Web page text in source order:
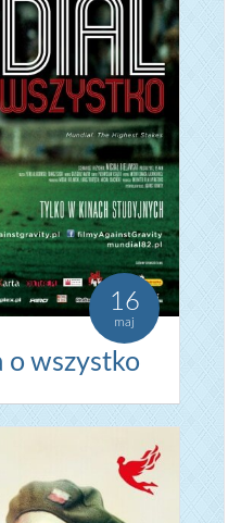
16
maj
o wszystko